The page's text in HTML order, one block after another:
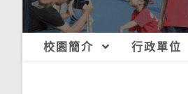
校園簡介 行政單位